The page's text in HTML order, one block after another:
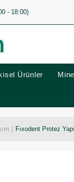
- 18:00)
Ürünler
Fıxodent Protez